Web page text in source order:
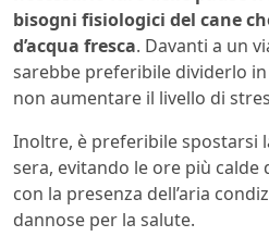
bisogni fisiologici del cane
d’acqua fresca. Davanti a un
sarebbe preferibile dividerlo
non aumentare il livello di
Inoltre, è preferibile spostarsi
sera, evitando le ore più calde
con la presenza dell’aria
dannose per la salute.